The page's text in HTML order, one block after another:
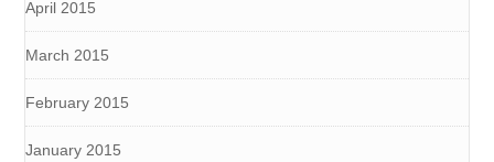
April 2015
March 2015
February 2015
January 2015